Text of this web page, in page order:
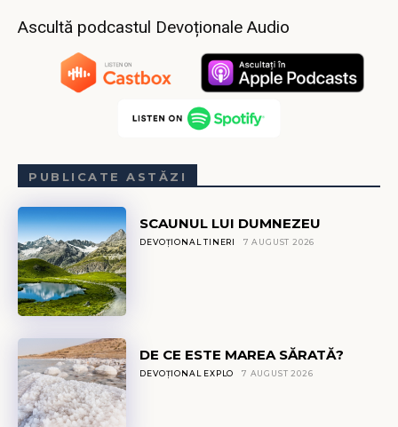
Ascultă podcastul Devoționale Audio
PUBLICATE ASTĂZI
SCAUNUL LUI DUMNEZEU
DEVOȚIONAL TINERI 7 AUGUST 2026
DE CE ESTE MAREA SĂRATĂ?
DEVOȚIONAL EXPLO 7 AUGUST 2026